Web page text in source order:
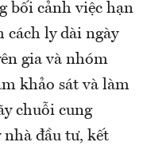
bối cảnh việc hạn
cách ly dài ngày
gia và nhóm
khảo sát và làm
chuỗi cung
đầu tư, kết